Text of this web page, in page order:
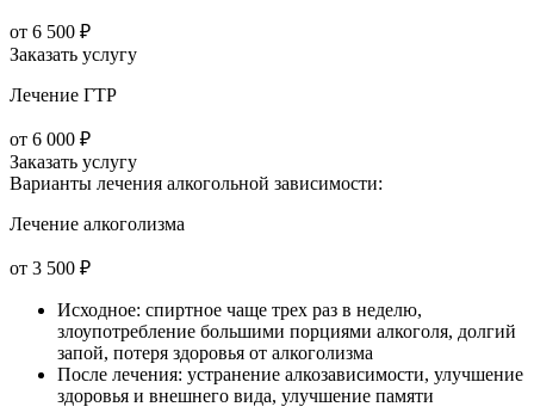
от 6 500 ₽
Заказать услугу
Лечение ГТР
от 6 000 ₽
Заказать услугу
Варианты лечения алкогольной зависимости:
Лечение алкоголизма
от 3 500 ₽
Исходное: спиртное чаще трех раз в неделю,
злоупотребление большими порциями алкоголя, долгий
запой, потеря здоровья от алкоголизма
После лечения: устранение алкозависимости, улучшение
здоровья и внешнего вида, улучшение памяти